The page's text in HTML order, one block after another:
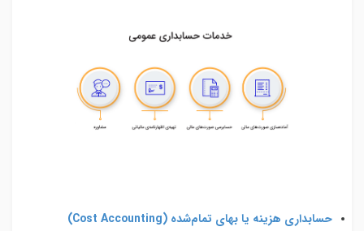
حسابداری هزینه یا بهای تمام‌شده (Cost Accounting
)